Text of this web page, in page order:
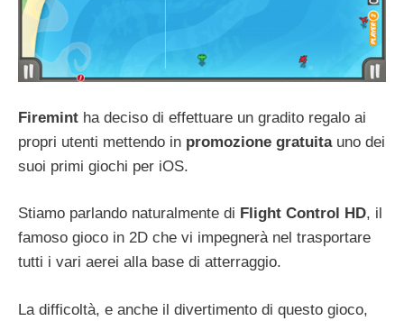
Firemint ha deciso di effettuare un gradito regalo ai
propri utenti mettendo in promozione gratuitauno dei
suoi primi giochi per iOS.
Stiamo parlando naturalmente di Flight Control HD, il
famoso gioco in 2D che vi impegnerà nel trasportare
tutti i vari aerei alla base di atterraggio.
La difficoltà, e anche il divertimento di questo gioco,